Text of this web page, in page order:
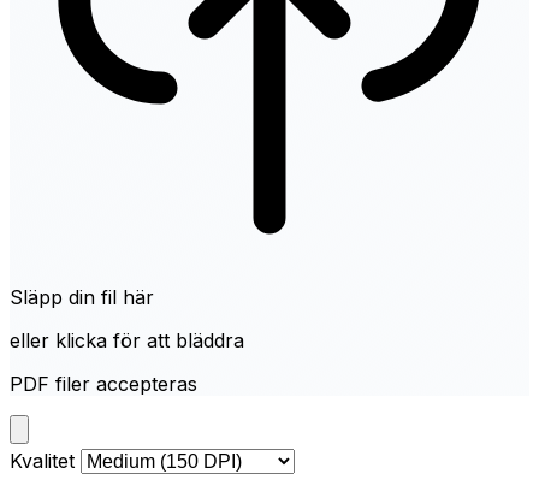
Släpp din fil här
eller klicka för att bläddra
PDF filer accepteras
Kvalitet